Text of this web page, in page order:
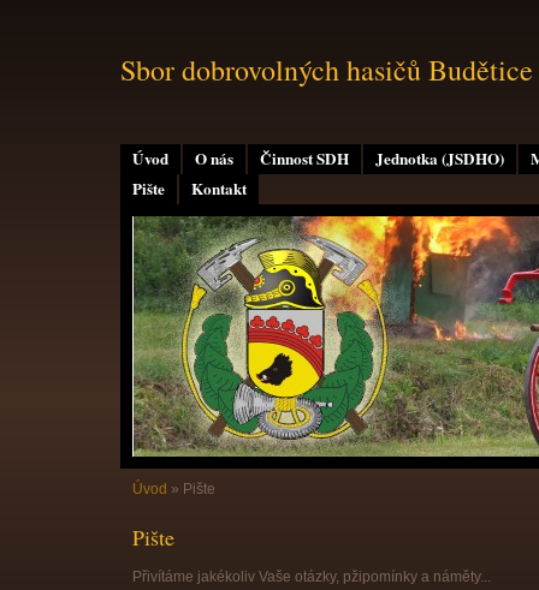
Úvod O nás Činnost SDH Jednotka (JSDHO)
Pište
Kontakt
Sbor dobrovolných hasičů Budětice
Úvod » Pište
Pište
Přivítáme jakékoliv Vaše otázky, pžipomínky a náměty...